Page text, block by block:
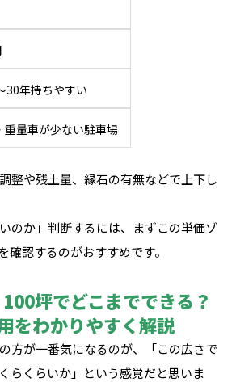
30年持ちやすい
量車が少ない駐車場
整や残土量、縁石の有無などで上下し
のか」判断するには、まずこの単価ゾ
確認するのがおすすめです。
坪でどこまでできる？
をわかりやすく解説
方が一番気になるのが、「この広さで
らくらいか」という感覚だと思いま